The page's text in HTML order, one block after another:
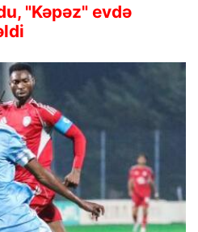
"Kəpəz" evdə